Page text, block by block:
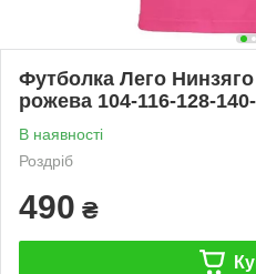
Футболка Лего
рожева 104-116-128-
В наявності
Роздріб
490 ₴